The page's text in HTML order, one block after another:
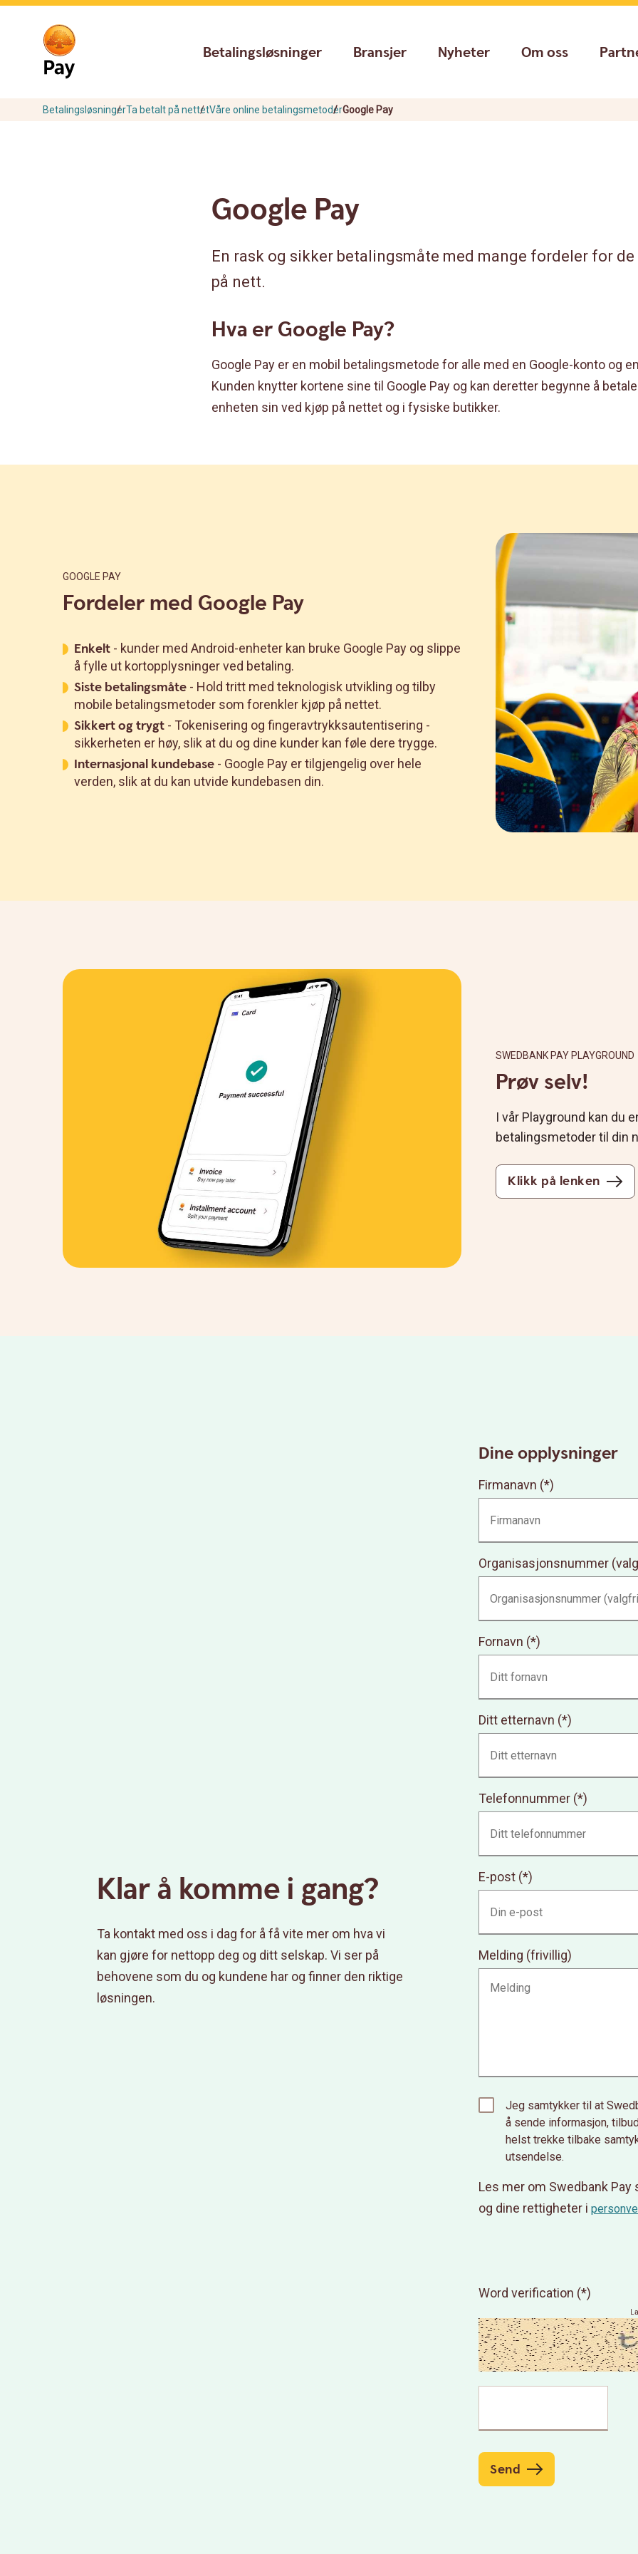
Go
navigation
Skip
Betalingsløsninger Bransjer Nyheter Om oss
BetalingsløsningerTa betalt på nettetVåre online betalingsmetoderGoogle Pay
Google Pay
En rask og sikker betalingsmåte med mange fordeler for
på nett.
Hva er Google Pay?
Google Pay er en mobil betalingsmetode for alle med en Google-konto og
Kunden knytter kortene sine til Google Pay og kan deretter begynne å
enheten sin ved kjøp på nettet og i fysiske butikker.
GOOGLE PAY
Fordeler med Google Pay
Enkelt - kunder med Android-enheter kan bruke Google Pay og slippe
å fylle ut kortopplysninger ved betaling.
Siste betalingsmåte - Hold tritt med teknologisk utvikling og tilby
mobile betalingsmetoder som forenkler kjøp på nettet.
Sikkert og trygt - Tokenisering og fingeravtrykksautentisering -
sikkerheten er høy, slik at du og dine kunder kan føle dere trygge.
Internasjonal kundebase - Google Pay er tilgjengelig over hele
verden, slik at du kan utvide kundebasen din.
SWEDBANK PAY PLAYGROUND
Prøv selv!
I vår Playground kan du
betalingsmetoder til din
Klikk på lenken
Klar å komme i gang?
Ta kontakt med oss i dag for å få vite mer om hva vi
kan gjøre for nettopp deg og ditt selskap. Vi ser på
behovene som du og kundene har og finner den riktige
løsningen.
Dine opplysninger
Firmanavn
Organisasjonsnummer
Fornavn
Ditt etternavn
Telefonnummer
E-post
Melding (frivillig)
Jeg samtykker til at
å sende informasjon,
helst trekke tilbake
utsendelse.
Les mer om Swedbank
og dine rettigheter i
Word verification
Send